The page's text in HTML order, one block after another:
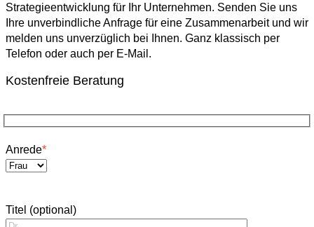
Strategieentwicklung für Ihr Unternehmen. Senden Sie uns
Ihre unverbindliche Anfrage für eine Zusammenarbeit und wir
melden uns unverzüglich bei Ihnen. Ganz klassisch per
Telefon oder auch per E-Mail.
Kostenfreie Beratung
Anrede*
Titel (optional)